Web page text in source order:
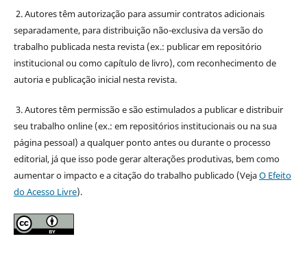
2. Autores têm autorização para assumir contratos adicionais
separadamente, para distribuição não-exclusiva da versão do
trabalho publicada nesta revista (ex.: publicar em repositório
institucional ou como capítulo de livro), com reconhecimento de
autoria e publicação inicial nesta revista.
3. Autores têm permissão e são estimulados a publicar e distribuir
seu trabalho online (ex.: em repositórios institucionais ou na sua
página pessoal) a qualquer ponto antes ou durante o processo
editorial, já que isso pode gerar alterações produtivas, bem como
aumentar o impacto e a citação do trabalho publicado (VejaO Efeito
do Acesso Livre).